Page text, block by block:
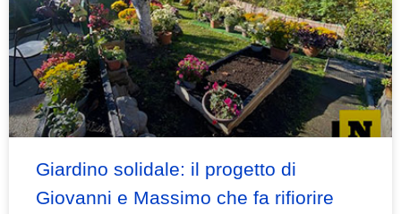
Giardino solidale: il progetto di
Giovanni e Massimo che fa rifiorire